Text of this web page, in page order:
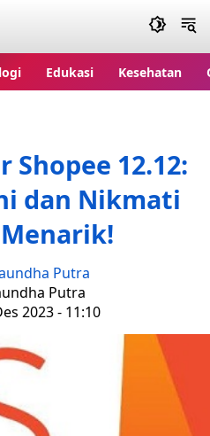
Edukasi Kesehatan
Shopee 12.12:
dan Nikmati
Putra
Putra
2023 - 11:10